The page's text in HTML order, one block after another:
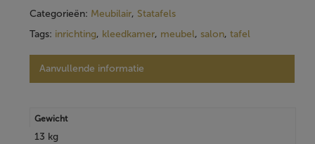
Categorieën: Meubilair, Statafels
Tags: inrichting, kleedkamer, meubel, salon, tafel
Aanvullende informatie
Gewicht
13 kg